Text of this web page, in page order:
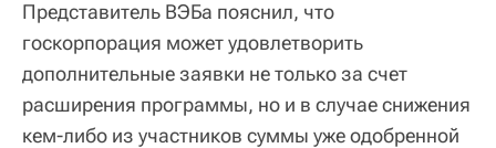
Представитель ВЭБа пояснил, что
госкорпорация может удовлетворить
дополнительные заявки не только за счет
расширения программы, но и в случае снижения
кем-либо из участников суммы уже одобренной